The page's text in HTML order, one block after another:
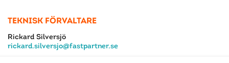
TEKNISK FÖRVALTARE
Rickard Silversjö
rickard.silversjo@fastpartner.se